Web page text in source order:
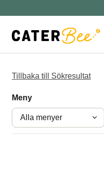
Tillbaka till Sökresultat
Meny
Alla menyer